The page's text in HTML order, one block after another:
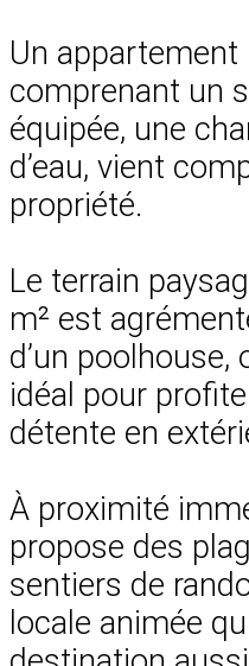
Un appartement
comprenant un
équipée, une
d’eau, vient
propriété.
Le terrain
m² est
d’un
idéal pour
détente en
À proximité
propose des
sentiers de
locale animée